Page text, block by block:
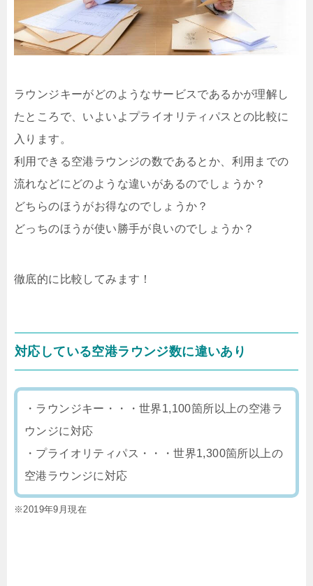
ラウンジキーがどのようなサービスであるかが理解し
たところで、いよいよプライオリティパスとの比較に
入ります。
利用できる空港ラウンジの数であるとか、利用までの
流れなどにどのような違いがあるのでしょうか？
どちらのほうがお得なのでしょうか？
どっちのほうが使い勝手が良いのでしょうか？
徹底的に比較してみます！
対応している空港ラウンジ数に違いあり
・ラウンジキー・・・世界1,100箇所以上の空港ラ
ウンジに対応
・プライオリティパス・・・世界1,300箇所以上の
空港ラウンジに対応
※2019年9月現在